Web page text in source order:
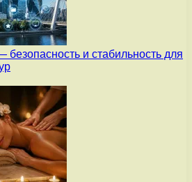
и стабильность для